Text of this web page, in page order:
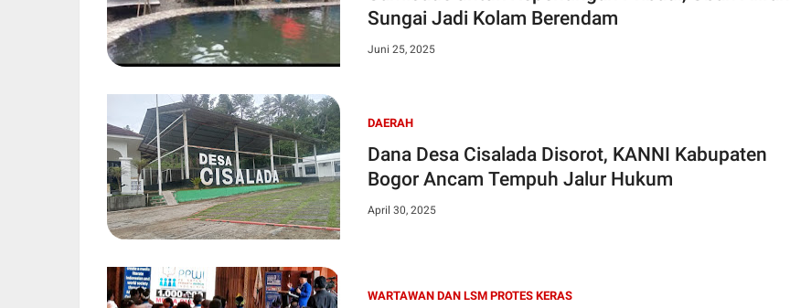
Sungai Jadi Kolam Berendam
Juni 25, 2025
DAERAH
Dana Desa Cisalada Disorot, KANNI Kabupaten
Bogor Ancam Tempuh Jalur Hukum
April 30, 2025
WARTAWAN DAN LSM PROTES KERAS